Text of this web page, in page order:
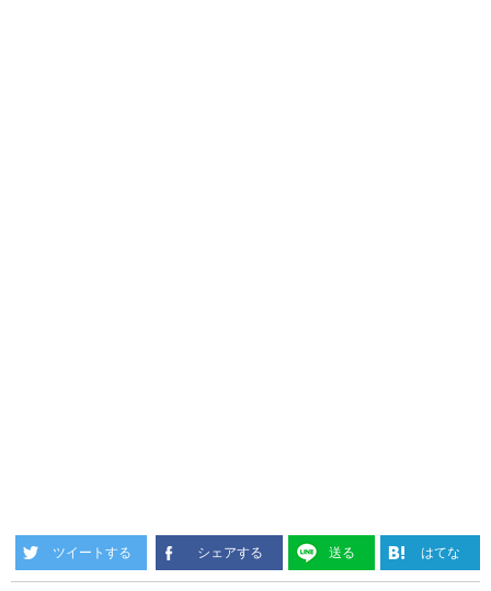
ツイートする シェアする 送る はてな